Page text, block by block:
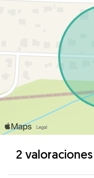
2 valoraciones